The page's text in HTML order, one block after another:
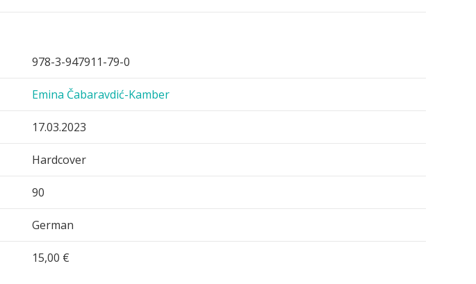
978-3-947911-79-0
Emina Čabaravdić-Kamber
17.03.2023
Hardcover
90
German
15,00 €